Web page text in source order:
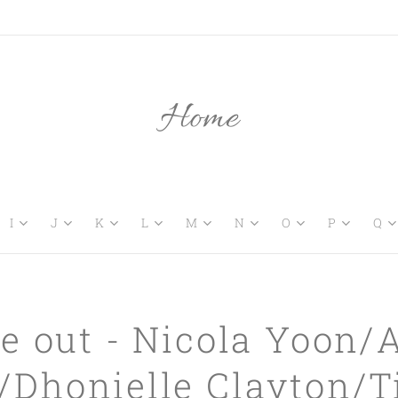
Home
I J K L M N O P Q
out - Nicola Yoon/
Dhonielle Clayton/